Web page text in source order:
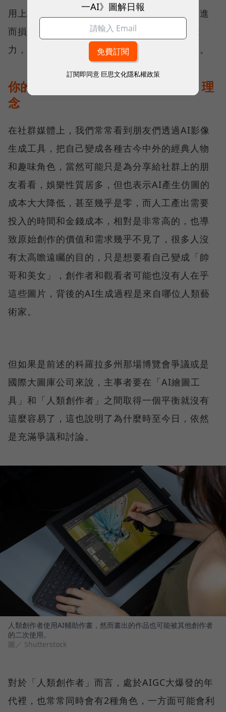
用上，如果創作出的成品取代了原始的創作，進
而損害原始版權所有人透過原始創作的獲利能
力，對於這個新的創作，就不容易站得住腳了。
你的創作不是你的創作！考驗人性、理
念
在社群媒體上，我們常常看到朋友們透過AI影像
生成工具，把自己變成各種古今中外的經典人物
和趣味角色，當然可能只是為分享給社群上的朋
友看看，娛樂性質居多，但也表示AI產生仿圖的
成本大大降低，甚至幾乎是零，而人工產出需要
投入的時間和金錢成本，相對是非常高的，也導
致原始創作的價值和需求幾乎不見了，很多人沒
有太高瞻遠矚的目的，只是想要看自己變成「帥
哥和美女」，創作者和觀看者可能也沒有人在乎
這些圖片，背後的AI生成過程是來自哪位人類藝
術家。
但如果是前述的科羅拉多州那場博覽會爭議或是
國際大圖庫公司來說，主事者要在「AI繪圖工
具」和「人類創作者」之間取得一個平衡就沒有
這麼容易了，這也說明了為什麼時至今日，依然
是充滿爭議和討論。
人類創作者使用AI輔助作畫，然而畫出的作品也可能被其他創作者
的二次使用。
圖／ Shutterstock
對於「人類創作者」而言，處於AIGC大爆發的年
代裡，也常常同時會有2種角色，一方面可能會利
一AI》圖解日報
訂閱即同意 巨思文化隱私權政策